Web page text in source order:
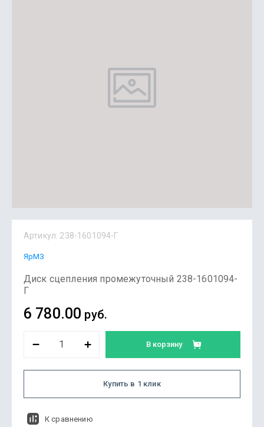
Артикул: 238-1601094-Г
ЯрМЗ
Диск сцепления промежуточный 238-1601094-
Г
6 780.00 руб.
В корзину
Купить в 1 клик
К сравнению